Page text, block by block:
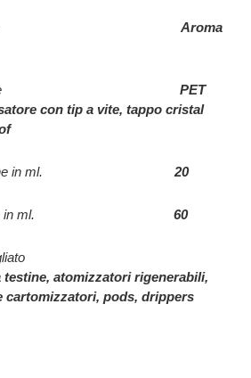
aroma Aroma
PET
con tip a vite, tappo cristal
in ml. 20
flacone in ml. 60
consigliato
atomizzatori rigenerabili,
cartomizzatori, pods, drippers